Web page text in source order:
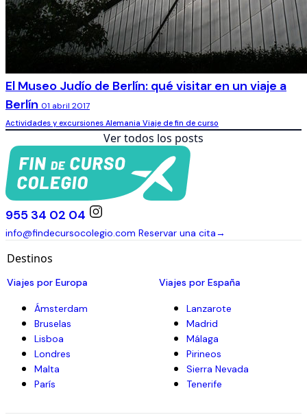
5 bares donde comer barato en un viaje escolar a
Córdoba04 abril 2017
Actividades y excursionesEspañaViaje de fin de curso